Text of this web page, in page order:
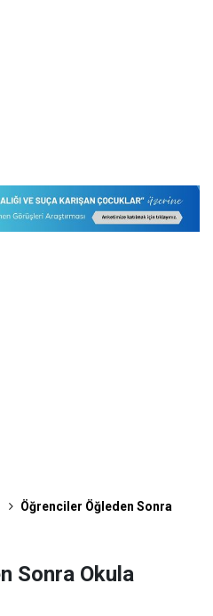
Öğrenciler Öğleden Sonra
Sonra Okula